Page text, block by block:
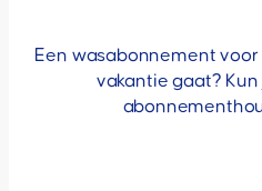
Een wasabonnement
vakantie gaat?